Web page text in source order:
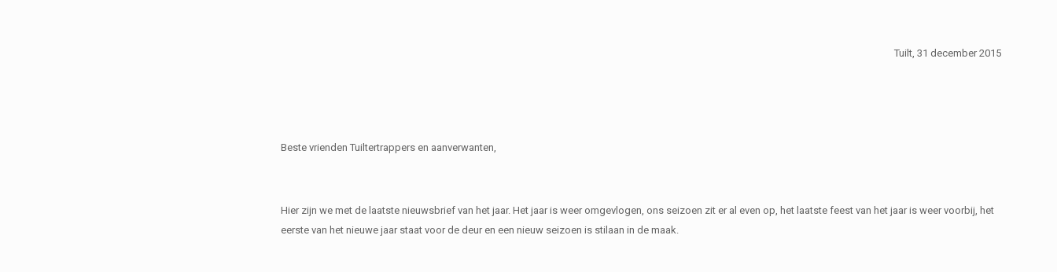
Tuilt, 31 december 2015
Beste vrienden Tuiltertrappers en aanverwanten,
Hier zijn we met de laatste nieuwsbrief van het jaar. Het jaar is weer omgevlogen, ons seizoen zit er al even op, het laatste feest van het jaar is weer voorbij, het
eerste van het nieuwe jaar staat voor de deur en een nieuw seizoen is stilaan in de maak.